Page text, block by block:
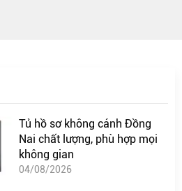
Tủ hồ sơ không cánh Đồng
Nai chất lượng, phù hợp mọi
không gian
04/08/2026